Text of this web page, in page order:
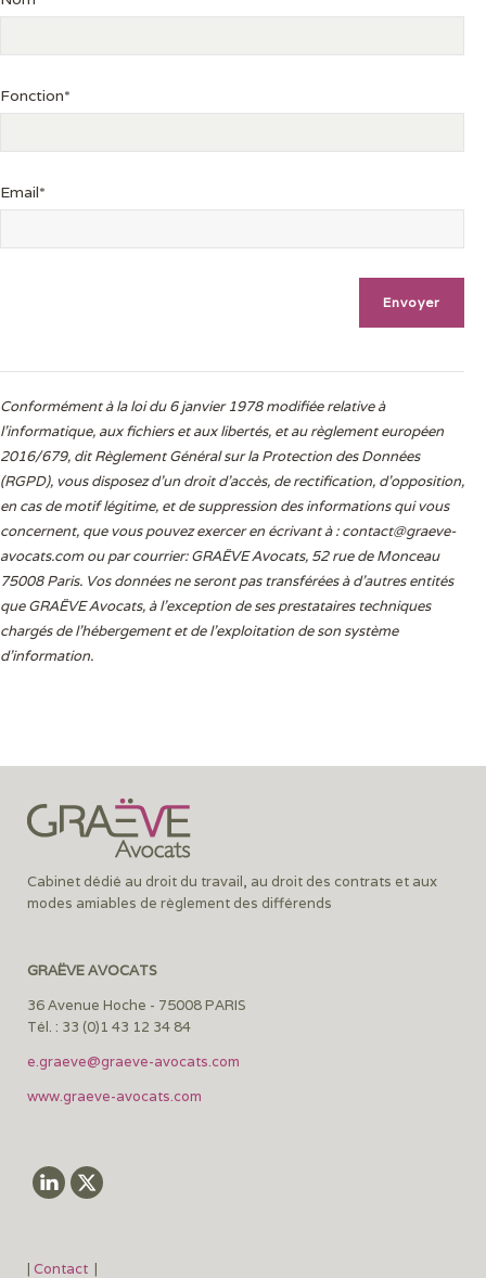
Fonction*
Email*
Conformément à la loi du 6 janvier 1978 modifiée relative à
l'informatique, aux fichiers et aux libertés, et au règlement européen
2016/679, dit Règlement Général sur la Protection des Données
(RGPD), vous disposez d’un droit d’accès, de rectification, d’opposition,
en cas de motif légitime, et de suppression des informations qui vous
concernent, que vous pouvez exercer en écrivant à :contact@graeve-
avocats.com ou par courrier: GRAËVE Avocats, 52 rue de Monceau
75008 Paris. Vos données ne seront pas transférées à d’autres entités
que GRAËVE Avocats, à l’exception de ses prestataires techniques
chargés de l’hébergement et de l’exploitation de son système
d’information.
Cabinet dédié au droit du travail, au droit des contrats et aux
modes amiables de règlement des différends
GRAËVE AVOCATS
36 Avenue Hoche - 75008 PARIS
Tél. : 33 (0)1 43 12 34 84
e.graeve@graeve-avocats.com
www.graeve-avocats.com
| Contact |